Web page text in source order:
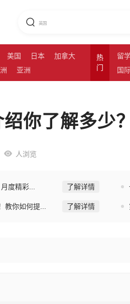
美国 日本
加拿大
亚洲
热
门
留
国
你了解多少？
人浏览
度精彩... 了解详情
教你如何提... 了解详情